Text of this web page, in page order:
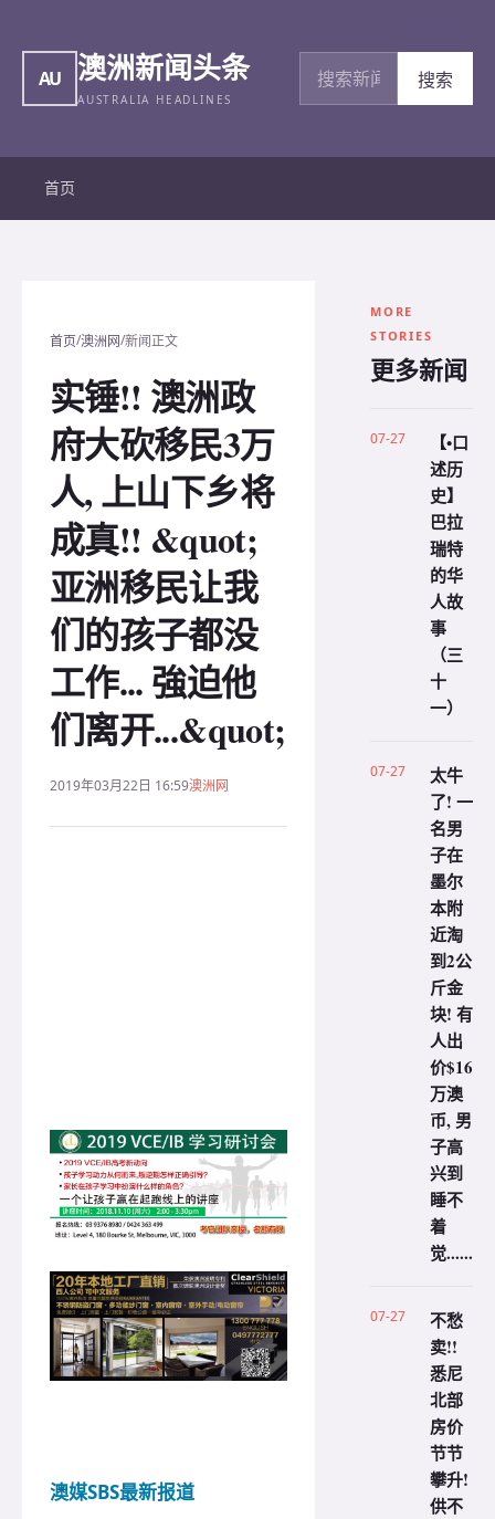
AU 澳洲新闻头条
AUSTRALIA HEADLINES
搜索新闻
搜索
首页
首页/澳洲网/新闻正文
实锤!! 澳洲政
府大砍移民3万
人, 上山下乡将
成真!! &quot;
亚洲移民让我
们的孩子都没
工作... 強迫他
们离开...&quot;
2019年03月22日 16:59澳洲网
澳媒SBS最新报道
MORE
STORIES
更多新闻
07-27
【•口
述历
史】
巴拉
瑞特
的华
人故
事
（三
十
一）
07-27
太牛
了! 一
名男
子在
墨尔
本附
近淘
到2公
斤金
块! 有
人出
价$16
万澳
币, 男
子高
兴到
睡不
着
觉......
07-27
不愁
卖!!
悉尼
北部
房价
节节
攀升!
供不